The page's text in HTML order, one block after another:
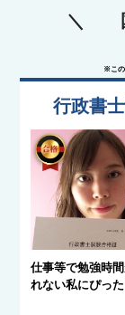
※この
行政書
仕事等で勉強時
れない私にぴった